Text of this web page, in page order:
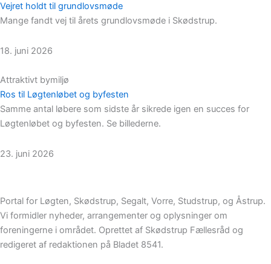
Vejret holdt til grundlovsmøde
Mange fandt vej til årets grundlovsmøde i Skødstrup.
18. juni 2026
Attraktivt bymiljø
Ros til Løgtenløbet og byfesten
Samme antal løbere som sidste år sikrede igen en succes for
Løgtenløbet og byfesten. Se billederne.
23. juni 2026
Portal for Løgten, Skødstrup, Segalt, Vorre, Studstrup, og Åstrup.
Vi formidler nyheder, arrangementer og oplysninger om
foreningerne i området. Oprettet af Skødstrup Fællesråd og
redigeret af redaktionen på Bladet 8541.